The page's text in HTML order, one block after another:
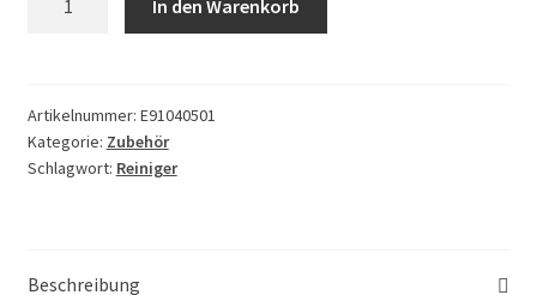
Menge
In den Warenkorb
Artikelnummer: E91040501
Kategorie: Zubehör
Schlagwort: Reiniger
Beschreibung